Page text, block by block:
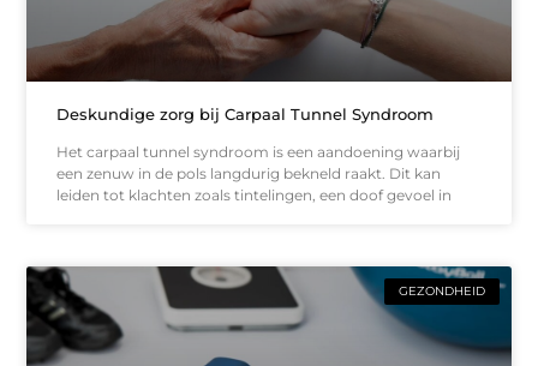
Deskundige zorg bij Carpaal Tunnel Syndroom
Het carpaal tunnel syndroom is een aandoening waarbij
een zenuw in de pols langdurig bekneld raakt. Dit kan
leiden tot klachten zoals tintelingen, een doof gevoel in
GEZONDHEID